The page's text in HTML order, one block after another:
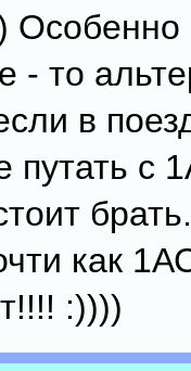
- то
в
с
как
:))))